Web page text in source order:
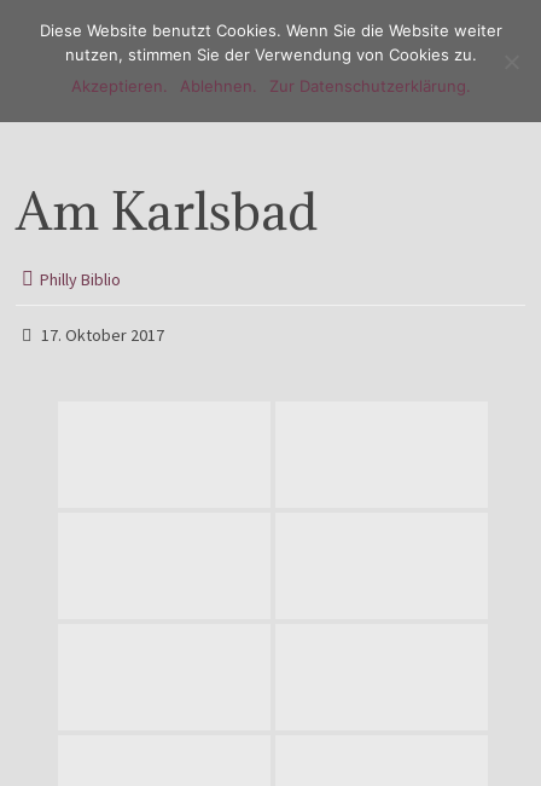
Menu
Am Karlsbad
Philly Biblio
17. Oktober 2017
Diese Website benutzt Cookies. Wenn Sie die Website weiter
nutzen, stimmen Sie der Verwendung von Cookies zu.
Akzeptieren.
Ablehnen. Zur Datenschutzerklärung.